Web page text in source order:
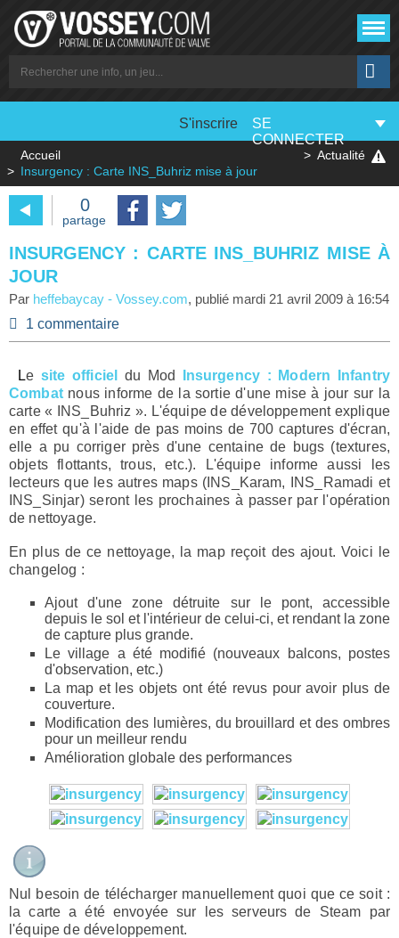
S'inscrire
SE
CONNECTER
Accueil
Actualité
Insurgency : Carte INS_Buhriz mise à jour
0
partage
INSURGENCY : CARTE INS_BUHRIZ MISE À
JOUR
Par heffebaycay - Vossey.com, publié mardi 21 avril 2009 à 16:54
1 commentaire
Le site officiel du Mod
Insurgency : Modern Infantry
Combatnous informe de la sortie d'une mise à jour sur la
carte « INS_Buhriz ». L'équipe de développement explique
en effet qu'à l'aide de pas moins de 700 captures d'écran,
elle a pu corriger près d'une centaine de bugs (textures,
objets flottants, trous, etc.). L'équipe informe aussi les
lecteurs que les autres maps (INS_Karam, INS_Ramadi et
INS_Sinjar) seront les prochaines à passer par l'opération
de nettoyage.
En plus de ce nettoyage, la map reçoit des ajout. Voici le
changelog :
Ajout d'une zone détruite sur le pont, accessible
depuis le sol et l'intérieur de celui-ci, et rendant la zone
de capture plus grande.
Le village a été modifié (nouveaux balcons, postes
d'observation, etc.)
La map et les objets ont été revus pour avoir plus de
couverture.
Modification des lumières, du brouillard et des ombres
pour un meilleur rendu
Amélioration globale des performances
Nul besoin de télécharger manuellement quoi que ce soit :
la carte a été envoyée sur les serveurs de Steam par
l'équipe de développement.